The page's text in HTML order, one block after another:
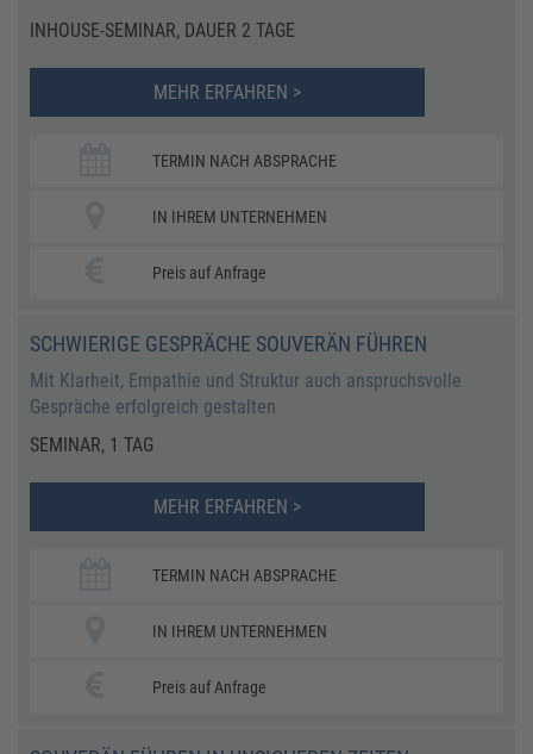
INHOUSE-SEMINAR, DAUER 2 TAGE
MEHR ERFAHREN >
TERMIN NACH ABSPRACHE
IN IHREM UNTERNEHMEN
Preis auf Anfrage
​​SCHWIERIGE GESPRÄCHE SOUVERÄN FÜHREN ​
​​Mit Klarheit, Empathie und Struktur auch anspruchsvolle
Gespräche erfolgreich gestalten​
SEMINAR, 1 TAG
MEHR ERFAHREN >
TERMIN NACH ABSPRACHE
IN IHREM UNTERNEHMEN
Preis auf Anfrage